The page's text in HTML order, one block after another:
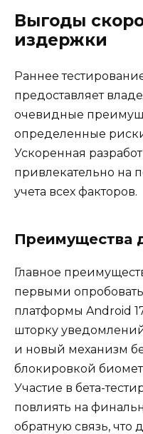
Выгоды
издержки
Раннее
предоставляет
очевидные
определенные
Ускоренная
привлекательно на
учета всех факторов.
Преимущества
Главное
первыми
платформы Android
шторку
и новый механизм
блокировкой
Участие в бета-
повлиять на
обратную связь, что